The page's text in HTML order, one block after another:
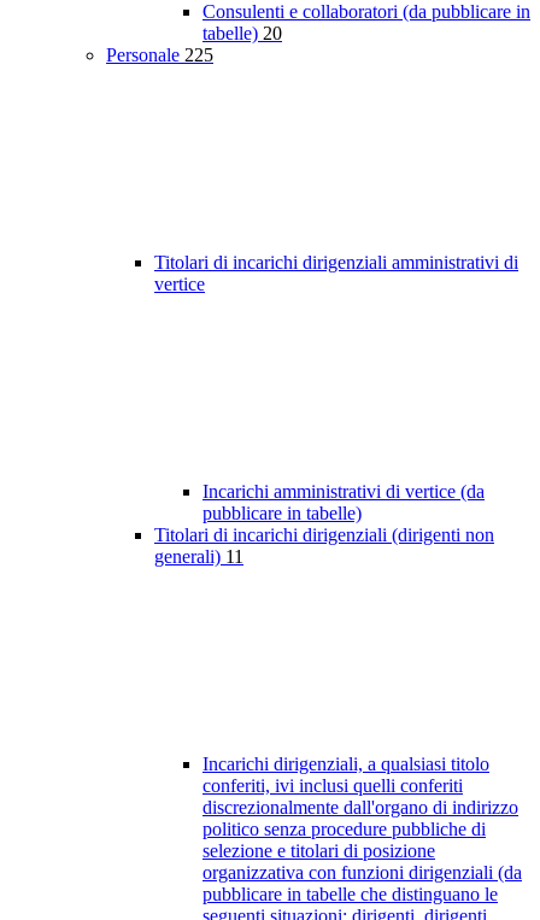
Consulenti e collaboratori (da pubblicare in
tabelle) 20
Personale 225
Titolari di incarichi dirigenziali amministrativi di
vertice
Incarichi amministrativi di vertice (da
pubblicare in tabelle)
Titolari di incarichi dirigenziali (dirigenti non
generali) 11
Incarichi dirigenziali, a qualsiasi titolo
conferiti, ivi inclusi quelli conferiti
discrezionalmente dall'organo di indirizzo
politico senza procedure pubbliche di
selezione e titolari di posizione
organizzativa con funzioni dirigenziali (da
pubblicare in tabelle che distinguano le